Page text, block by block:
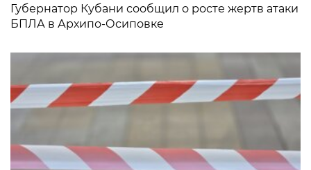
Губернатор Кубани сообщил о росте жертв атаки
БПЛА в Архипо-Осиповке